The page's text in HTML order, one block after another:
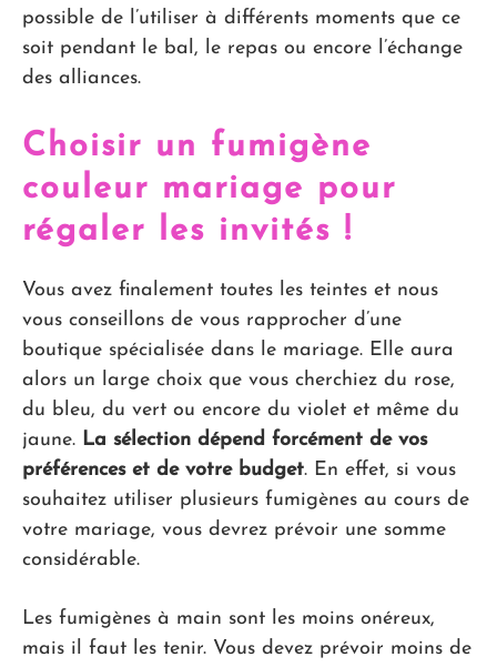
possible de l’utiliser à différents moments que ce
soit pendant le bal, le repas ou encore l’échange
des alliances.
Choisir un fumigène
couleur mariage pour
régaler les invités !
Vous avez finalement toutes les teintes et nous
vous conseillons de vous rapprocher d’une
boutique spécialisée dans le mariage. Elle aura
alors un large choix que vous cherchiez du rose,
du bleu, du vert ou encore du violet et même du
jaune. La sélection dépend forcément de vos
préférences et de votre budget. En effet, si vous
souhaitez utiliser plusieurs fumigènes au cours de
votre mariage, vous devrez prévoir une somme
considérable.
Les fumigènes à main sont les moins onéreux,
mais il faut les tenir. Vous devez prévoir moins de